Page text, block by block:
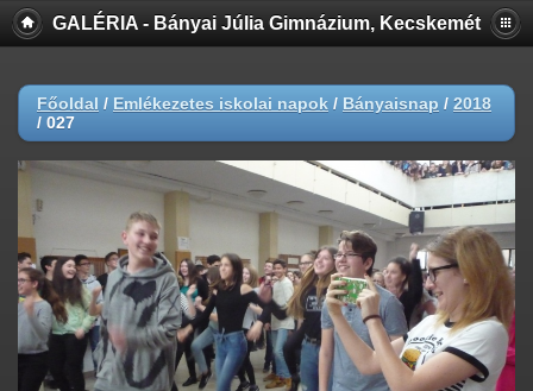
GALÉRIA - Bányai Júlia Gimnázium, Kecskemét
Főoldal / Emlékezetes iskolai napok / Bányaisnap / 2018
/ 027